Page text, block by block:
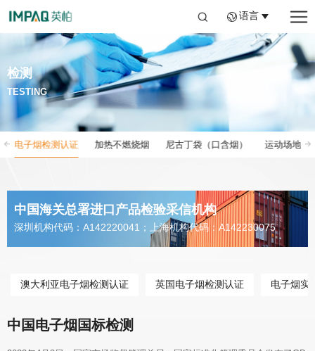
语言
检测
TESTING
电子烟检测认证 加热不燃烧烟 尼古丁袋（口含烟） 运动场地
中国海关总署进口产品检验采信机构
深圳机构代码：A142220041；上海机构代码：A142230075
澳大利亚电子烟检测认证 英国电子烟检测认证 电子烟实
中国电子烟国标检测